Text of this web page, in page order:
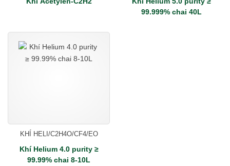
99.999% chai 40L
KHÍ HELI/C2H4O/CF4/EO
Khí Helium 4.0 purity ≥
99.99% chai 8-10L